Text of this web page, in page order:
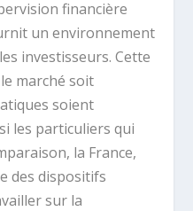
financière
un environnement
investisseurs. Cette
marché soit
soient
les particuliers qui
la France,
des dispositifs
sur la